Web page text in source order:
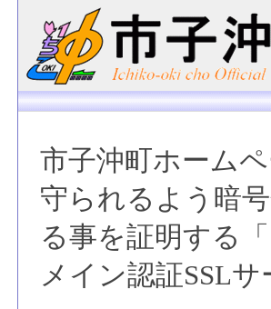
市子沖町ホーム
守られるよう暗
る事を証明する
メイン認証SSL